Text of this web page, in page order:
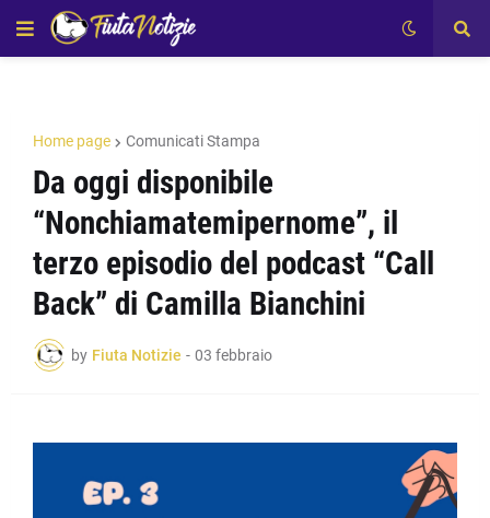
Home page Comunicati Stampa
Da oggi disponibile
“Nonchiamatemipernome”, il
terzo episodio del podcast “Call
Back” di Camilla Bianchini
by Fiuta Notizie - 03 febbraio